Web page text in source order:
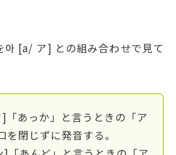
아 [a/ ア] との組み合わせで見て
「あっか」と言うときの「ア
を閉じずに発音する。